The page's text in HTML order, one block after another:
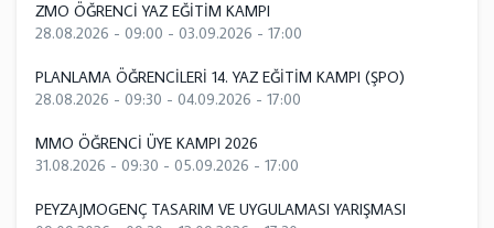
ZMO ÖĞRENCİ YAZ EĞİTİM KAMPI
28.08.2026 - 09:00 - 03.09.2026 - 17:00
PLANLAMA ÖĞRENCİLERİ 14. YAZ EĞİTİM KAMPI (ŞPO)
28.08.2026 - 09:30 - 04.09.2026 - 17:00
MMO ÖĞRENCİ ÜYE KAMPI 2026
31.08.2026 - 09:30 - 05.09.2026 - 17:00
PEYZAJMOGENÇ TASARIM VE UYGULAMASI YARIŞMASI